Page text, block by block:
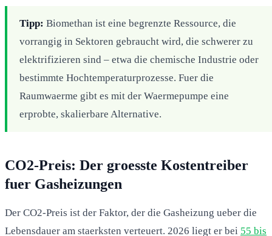
Tipp: Biomethan ist eine begrenzte Ressource, die
vorrangig in Sektoren gebraucht wird, die schwerer zu
elektrifizieren sind – etwa die chemische Industrie oder
bestimmte Hochtemperaturprozesse. Fuer die
Raumwaerme gibt es mit der Waermepumpe eine
erprobte, skalierbare Alternative.
CO2-Preis: Der groesste Kostentreiber
fuer Gasheizungen
Der CO2-Preis ist der Faktor, der die Gasheizung ueber die
Lebensdauer am staerksten verteuert. 2026 liegt er bei 55 bis